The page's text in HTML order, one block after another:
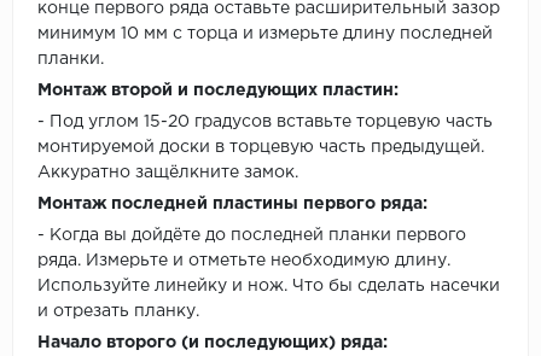
конце первого ряда оставьте расширительный зазор
минимум 10 мм с торца и измерьте длину последней
планки.
Монтаж второй и последующих пластин:
- Под углом 15-20 градусов вставьте торцевую часть
монтируемой доски в торцевую часть предыдущей.
Аккуратно защёлкните замок.
Монтаж последней пластины первого ряда:
- Когда вы дойдёте до последней планки первого
ряда. Измерьте и отметьте необходимую длину.
Используйте линейку и нож. Что бы сделать насечки
и отрезать планку.
Начало второго (и последующих) ряда: